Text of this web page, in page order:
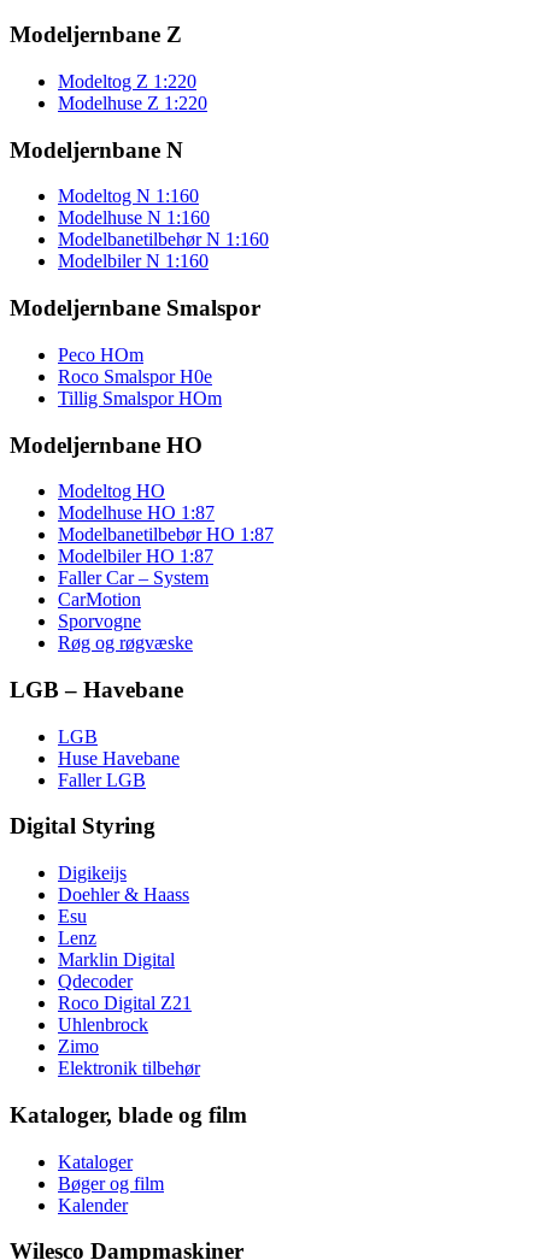
Modeljernbane Z
Modeltog Z 1:220
Modelhuse Z 1:220
Modeljernbane N
Modeltog N 1:160
Modelhuse N 1:160
Modelbanetilbehør N 1:160
Modelbiler N 1:160
Modeljernbane Smalspor
Peco HOm
Roco Smalspor H0e
Tillig Smalspor HOm
Modeljernbane HO
Modeltog HO
Modelhuse HO 1:87
Modelbanetilbebør HO 1:87
Modelbiler HO 1:87
Faller Car – System
CarMotion
Sporvogne
Røg og røgvæske
LGB – Havebane
LGB
Huse Havebane
Faller LGB
Digital Styring
Digikeijs
Doehler & Haass
Esu
Lenz
Marklin Digital
Qdecoder
Roco Digital Z21
Uhlenbrock
Zimo
Elektronik tilbehør
Kataloger, blade og film
Kataloger
Bøger og film
Kalender
Wilesco Dampmaskiner